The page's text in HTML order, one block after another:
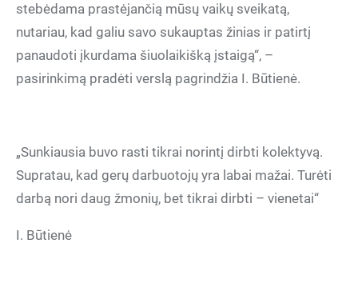
stebėdama prastėjančią mūsų vaikų sveikatą,
nutariau, kad galiu savo sukauptas žinias ir patirtį
panaudoti įkurdama šiuolaikišką įstaigą“, –
pasirinkimą pradėti verslą pagrindžia I. Būtienė.
„Sunkiausia buvo rasti tikrai norintį dirbti kolektyvą.
Supratau, kad gerų darbuotojų yra labai mažai. Turėti
darbą nori daug žmonių, bet tikrai dirbti – vienetai“
I. Būtienė